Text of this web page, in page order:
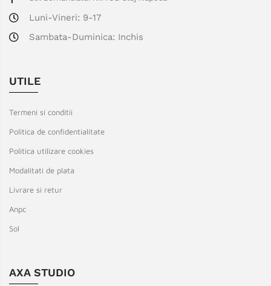
Luni-Vineri: 9-17
Sambata-Duminica: Inchis
UTILE
Termeni si conditii
Politica de confidentialitate
Politica utilizare cookies
Modalitati de plata
Livrare si retur
Anpc
Sol
AXA STUDIO